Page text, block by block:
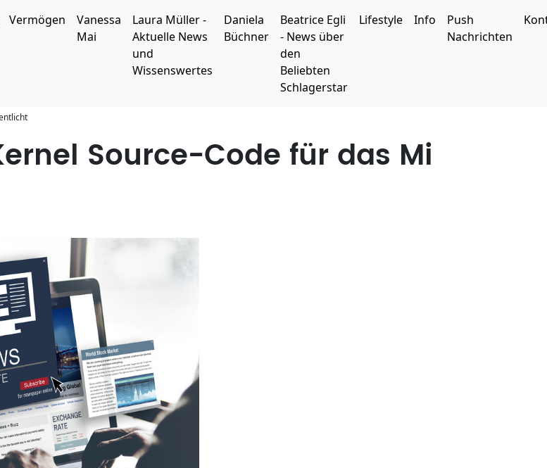
Vermögen
Vanessa
Mai
Laura Müller -
Aktuelle News
und
Wissenswertes
Daniela
Büchner
Beatrice Egli
- News über
den
Beliebten
Schlagerstar
Lifestyle Info
Push
Nachrichten
Source-Code für das Mi